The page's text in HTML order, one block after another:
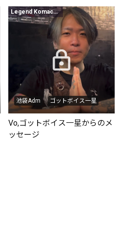
Legend Komachi限定
池袋Adm ゴットボイス一星
Vo,ゴットボイス一星からのメ
ッセージ